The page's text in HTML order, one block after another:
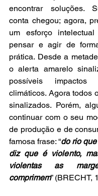
encontrar soluções.
conta chegou; agora,
um esforço
pensar e agir de
prática. Desde a
o alerta amarelo
possíveis impactos
climáticos. Agora todos
sinalizados. Porém,
continuar com o seu
de produção e de
famosa frase: “do rio
diz que é violento,
violentas as
comprimem” (BRECHT,